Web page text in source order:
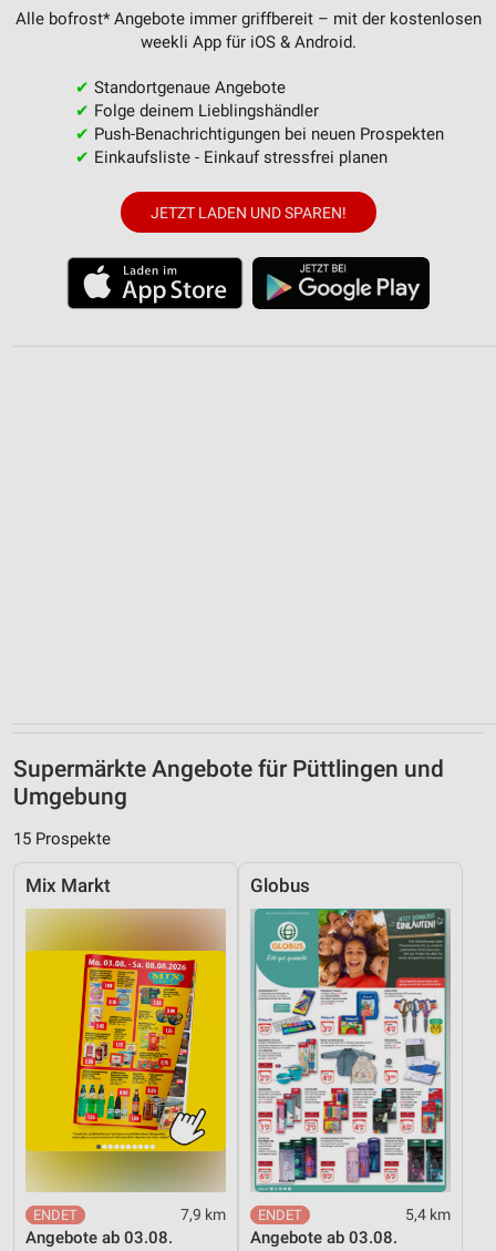
Alle bofrost* Angebote immer griffbereit – mit der kostenlosen
weekli App für iOS & Android.
✔ Standortgenaue Angebote
✔ Folge deinem Lieblingshändler
✔ Push-Benachrichtigungen bei neuen Prospekten
✔ Einkaufsliste - Einkauf stressfrei planen
JETZT LADEN UND SPAREN!
Supermärkte Angebote für Püttlingen und
Umgebung
15 Prospekte
Mix Markt
7,9 km
Angebote ab 03.08.
Globus
5,4 km
Angebote ab 03.08.